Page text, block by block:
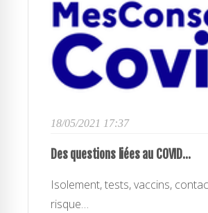
18/05/2021 17:37
Des questions liées au COVID...
Isolement, tests, vaccins,
risque…